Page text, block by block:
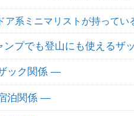
ア系ミニマリストが持って
ンプでも登山にも使えるザ
ック関係 ―
泊関係 ―